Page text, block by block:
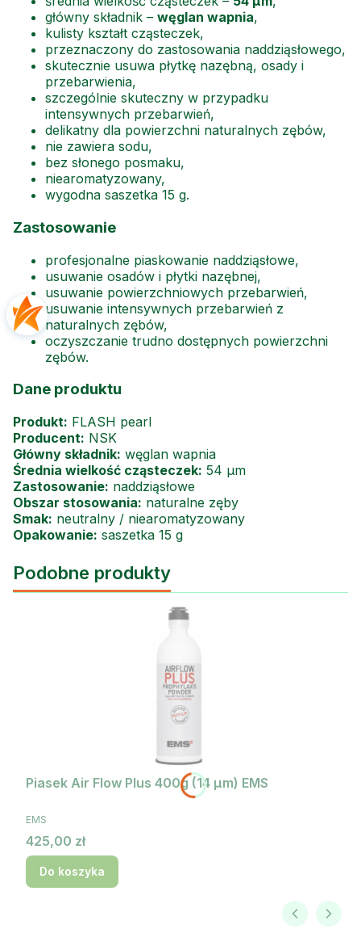
główny składnik – węglan wapnia,
kulisty kształt cząsteczek,
przeznaczony do zastosowania naddziąsłowego,
skutecznie usuwa płytkę nazębną, osady i
przebarwienia,
szczególnie skuteczny w przypadku
intensywnych przebarwień,
delikatny dla powierzchni naturalnych zębów,
nie zawiera sodu,
bez słonego posmaku,
niearomatyzowany,
wygodna saszetka 15 g.
Zastosowanie
profesjonalne piaskowanie naddziąsłowe,
usuwanie osadów i płytki nazębnej,
usuwanie powierzchniowych przebarwień,
usuwanie intensywnych przebarwień z
naturalnych zębów,
oczyszczanie trudno dostępnych powierzchni
zębów.
Dane produktu
Produkt: FLASH pearl
Producent: NSK
Główny składnik: węglan wapnia
Średnia wielkość cząsteczek: 54 µm
Zastosowanie: naddziąsłowe
Obszar stosowania: naturalne zęby
Smak: neutralny / niearomatyzowany
Opakowanie: saszetka 15 g
Podobne produkty
Piasek Air Flow Plus 400g (14 µm) EMS
PRODUCENT
EMS
Cena
425,00 zł
Do koszyka